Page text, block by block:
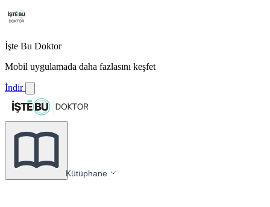
İşte Bu Doktor
Mobil uygulamada daha fazlasını keşfet
İndir
Kütüphane